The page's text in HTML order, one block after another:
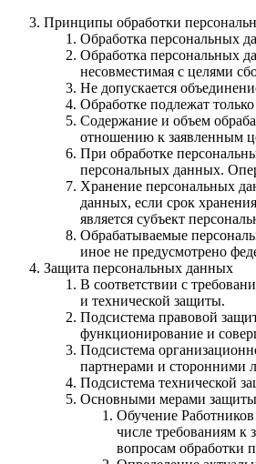
Принципы обработки
Обработка персональных
Обработка персональных
несовместимая с целями
Не допускается
Обработке подлежат
Содержание и объем
отношению к заявленным
При обработке
персональных данных.
Хранение персональных
данных, если срок
является субъект
Обрабатываемые
иное не предусмотрено
Защита персональных данных
В соответствии с
и технической защиты.
Подсистема правовой
функционирование и
Подсистема
партнерами и сторонними
Подсистема технической
Основными мерами защиты
Обучение
числе требованиям
вопросам обработки